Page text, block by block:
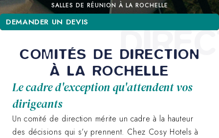
SALLES DE RÉUNION À LA ROCHELLE
DEMANDER UN DEVIS
DEMANDER UN DEVIS
COMITÉS DE DIRECTION
À LA ROCHELLE
Le cadre d'exception qu'attendent vos
dirigeants
Un comité de direction mérite un cadre à la hauteur
des décisions qui s’y prennent. Chez Cosy Hotels à